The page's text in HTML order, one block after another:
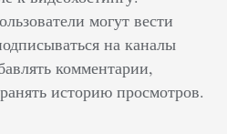
могут вести
на каналы
комментарии,
историю просмотров.